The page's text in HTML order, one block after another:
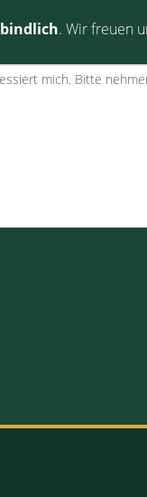
. Wir freuen